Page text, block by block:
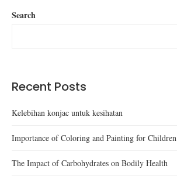
Search
Recent Posts
Kelebihan konjac untuk kesihatan
Importance of Coloring and Painting for Children
The Impact of Carbohydrates on Bodily Health